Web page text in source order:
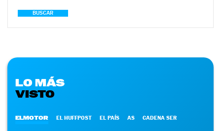
BUSCAR
LO MÁS
VISTO
ELMOTOR EL HUFFPOST EL PAÍS AS CADENA SER